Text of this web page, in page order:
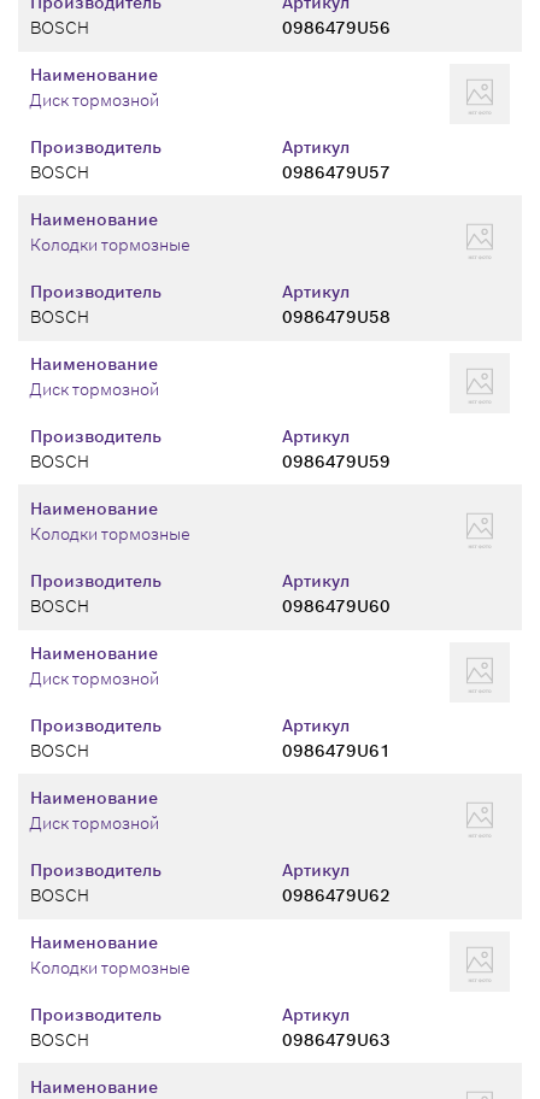
BOSCH
0986479U56
Производитель
BOSCH
Артикул
0986479U57
Наименование
Диск тормозной
Производитель
BOSCH
Артикул
0986479U58
Наименование
Колодки тормозные
Производитель
BOSCH
Артикул
0986479U59
Наименование
Диск тормозной
Производитель
BOSCH
Артикул
0986479U60
Наименование
Колодки тормозные
Производитель
BOSCH
Артикул
0986479U61
Наименование
Диск тормозной
Производитель
BOSCH
Артикул
0986479U62
Наименование
Диск тормозной
Производитель
BOSCH
Артикул
0986479U63
Наименование
Колодки тормозные
Наименование